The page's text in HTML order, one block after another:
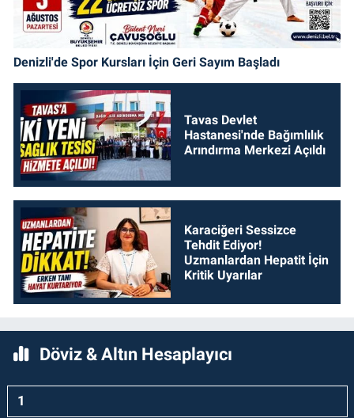
Denizli'de Spor Kursları İçin Geri Sayım Başladı
Tavas Devlet
Hastanesi'nde Bağımlılık
Arındırma Merkezi Açıldı
Karaciğeri Sessizce
Tehdit Ediyor!
Uzmanlardan Hepatit İçin
Kritik Uyarılar
Döviz & Altın Hesaplayıcı